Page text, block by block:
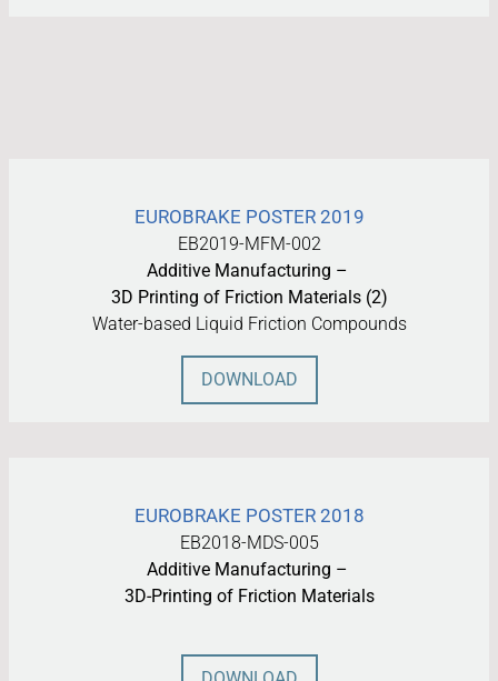
EUROBRAKE POSTER 2019
EB2019-MFM-002
Additive Manufacturing –
3D Printing of Friction Materials (2)
Water-based Liquid Friction Compounds
DOWNLOAD
EUROBRAKE POSTER 2018
EB2018-MDS-005
Additive Manufacturing –
3D-Printing of Friction Materials